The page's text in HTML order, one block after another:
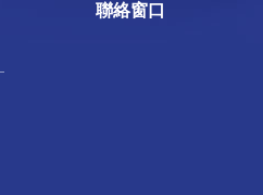
聯絡窗口